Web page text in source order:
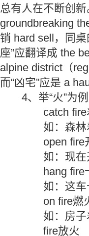
总有人在不断创
groundbreaking
销 hard sell，同
座”应翻译成 the
alpine district（
而“凶宅”应是 a
4、举“火”为例
catch fire
如：森林着
open fire
如：现在开
hang fire
如：这车卡火
on fire燃
如：房子着
fire放火